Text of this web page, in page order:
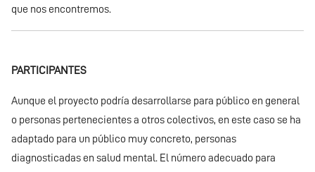
que nos encontremos.
PARTICIPANTES
Aunque el proyecto podría desarrollarse para público en general
o personas pertenecientes a otros colectivos, en este caso se ha
adaptado para un público muy concreto, personas
diagnosticadas en salud mental. El número adecuado para